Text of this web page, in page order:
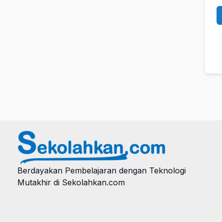
Berdayakan Pembelajaran dengan Teknologi
Mutakhir di Sekolahkan.com